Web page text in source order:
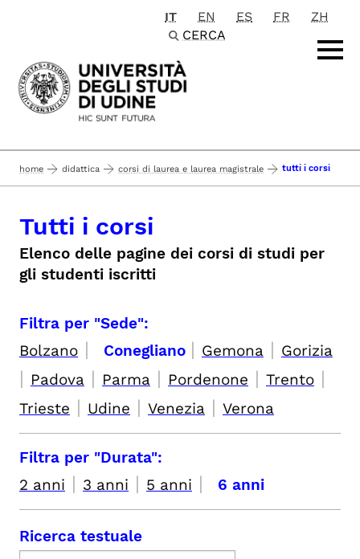
Passa al contenuto principale
IT EN ES FR
ZH
CERCA
home didattica corsi di laurea e laurea magistrale tutti i corsi
Tutti i corsi
Elenco delle pagine dei corsi di studi per
gli studenti iscritti
Filtra per "Sede":
Bolzano | Conegliano | Gemona | Gorizia
| Padova | Parma | Pordenone | Trento |
Trieste | Udine | Venezia | Verona
Filtra per "Durata":
2 anni | 3 anni | 5 anni | 6 anni
Ricerca testuale